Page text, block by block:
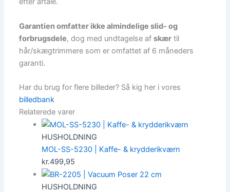
Garantien omfatter ikke almindelige slid- og
forbrugsdele, dog med undtagelse afskær til
hår/skægtrimmere som er omfattet af 6 måneders
garanti.
Har du brug for flere billeder? Så kig her i vores
billedbank
Relaterede varer
HUSHOLDNING
MOL-SS-5230 | Kaffe- & krydderikværn
kr.499,95
HUSHOLDNING